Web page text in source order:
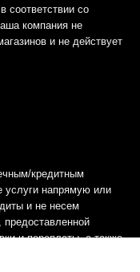
соответствии со
компания не
и не действует
кредитным
услуги напрямую или
и не несем
предоставленной
и переплаты, а также